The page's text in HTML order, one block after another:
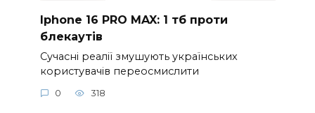
Iphone 16 PRO MAX: 1 тб проти
блекаутів
Сучасні реалії змушують українських
користувачів переосмислити
0 318